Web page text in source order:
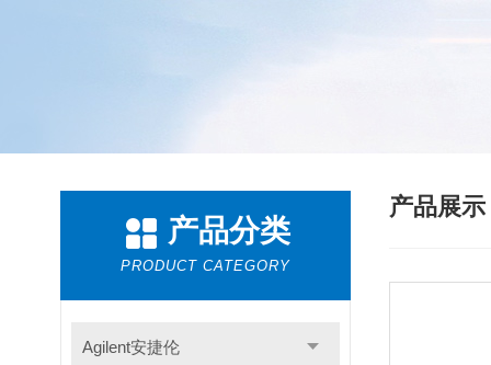
产品分类
PRODUCT CATEGORY
Agilent安捷伦
产品展示